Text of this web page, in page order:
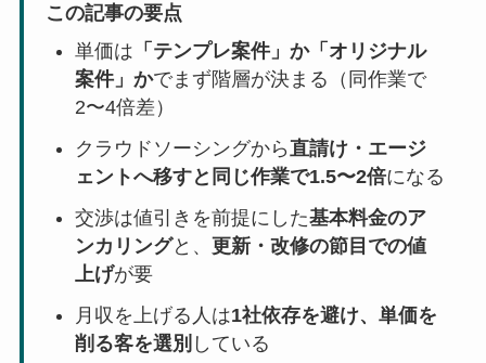
この記事の要点
単価は 「テンプレ案件」か「オリジナル
案件」かでまず階層が決まる（同作業で
2〜4倍差）
クラウドソーシングから直請け・エージ
ェントへ移すと同じ作業で1.5〜2倍になる
交渉は値引きを前提にした基本料金のア
ンカリングと、 更新・改修の節目での値
上げが要
月収を上げる人は1社依存を避け、単価を
削る客を選別 している